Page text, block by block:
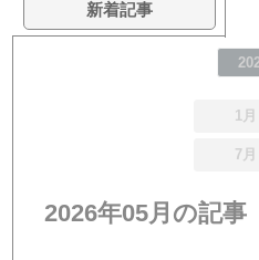
新着記事
1月
7月
2026年05月の記事